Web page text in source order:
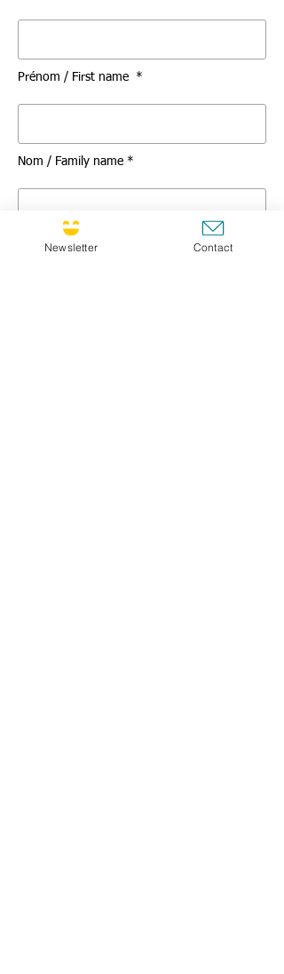
Prénom / First name *
Nom / Family name *
Titre / Title
Newsletter Contact